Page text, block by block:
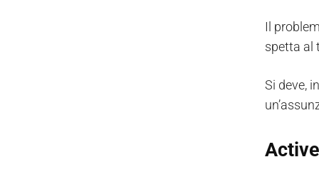
Il
spetta al
Si deve,